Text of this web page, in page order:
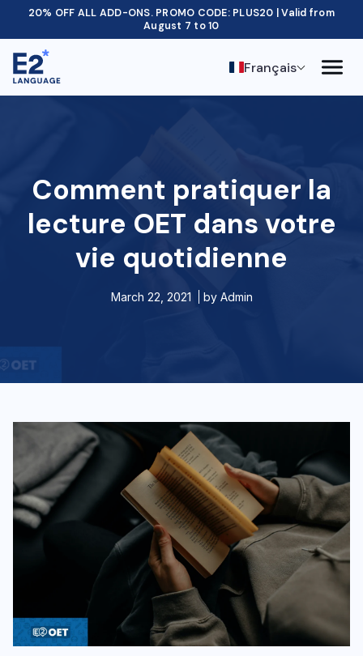
20% OFF ALL ADD-ONS. PROMO CODE: PLUS20 | Valid from
August 7 to 10
Français
Comment pratiquer la
lecture OET dans votre
vie quotidienne
March 22, 2021 by Admin